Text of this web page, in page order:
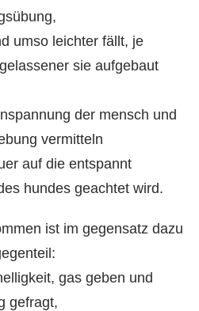
umso leichter fällt, je
sie aufgebaut
der mensch und
vermitteln
auf die entspannt
hundes geachtet wird.
ist im gegensatz dazu
gas geben und
gefragt,